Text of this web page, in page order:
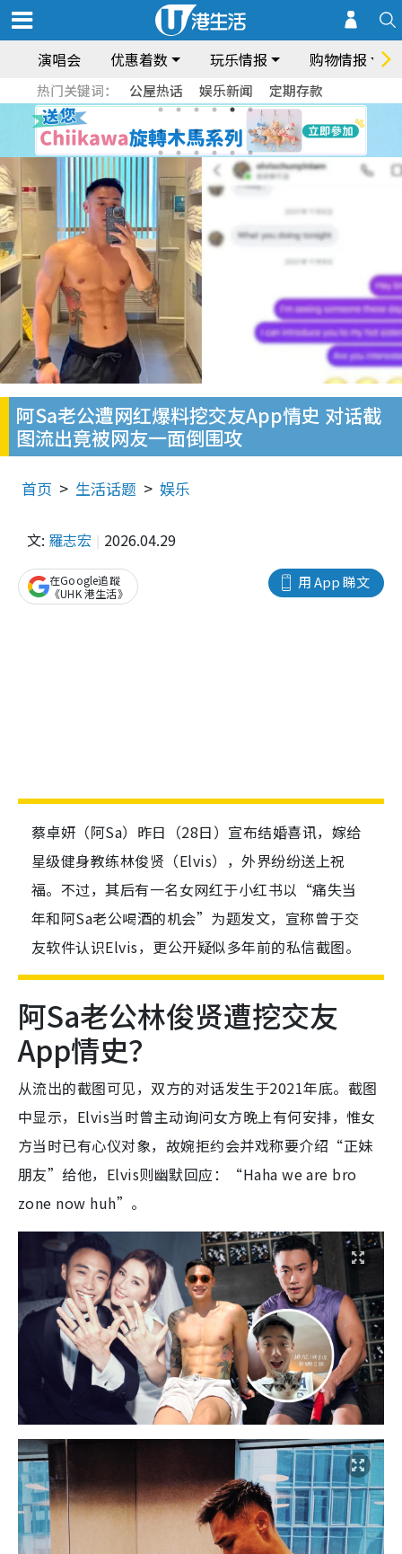
演唱会 优惠着数 玩乐情报 购物情报
热门关键词： 公屋热话 娱乐新闻 定期存款
阿Sa老公遭网红爆料挖交友App情史 对话截
图流出竟被网友一面倒围攻
首页 生活话题 娱乐
文: 羅志宏 2026.04.29
用 App 睇文
在Google追蹤
《UHK 港生活》
蔡卓妍（阿Sa）昨日（28日）宣布结婚喜讯，嫁给
星级健身教练林俊贤（Elvis），外界纷纷送上祝
福。不过，其后有一名女网红于小红书以“痛失当
年和阿Sa老公喝酒的机会”为题发文，宣称曾于交
友软件认识Elvis，更公开疑似多年前的私信截图。
阿Sa老公林俊贤遭挖交友
App情史？
从流出的截图可见，双方的对话发生于2021年底。截图
中显示，Elvis当时曾主动询问女方晚上有何安排，惟女
方当时已有心仪对象，故婉拒约会并戏称要介绍“正妹
朋友”给他，Elvis则幽默回应：“Haha we are bro
zone now huh”。